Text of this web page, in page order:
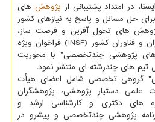
، در امتداد پشتیبانی از پژوهش های
حل مسائل و پاسخ به نیازهای کشور
های تحول آفرین و فرصت ساز،
صندوق پشتیبانی از پژوهشگران و فناوران کشور (INSF) فراخوان ویژه
پژوهشی چندتخصصی" با محوریت
تیم های چندرشته ای منتشر نمود.
گروهی تخصصی شامل اعضای هیأت
علمی دستیار پژوهشی، پژوهشگران
های دکتری و کارشناسی ارشد و
برنامه پژوهشی چندتخصصی و پیشرو در